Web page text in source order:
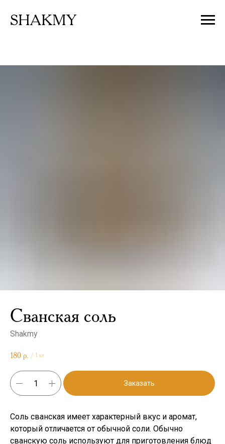
SHAKMY
Сванская соль
Shakmy
180 р. / 1 кг
Заказать
Соль сванская имеет характерный вкус и аромат,
который отличается от обычной соли. Обычно
сванскую соль используют для приготовления блюд